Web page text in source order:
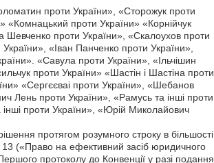
проти України», «Сторожук проти
«Комнацький проти України» «Корнійчук
Шевченко проти України», «Скалоухов проти
«Іван Панченко проти України»,
«Савула проти України», «Ільчішин
проти України» «Шастін і Шастіна проти
«Сергєєваі проти України», «Шебанов
Лень проти України», «Рамусь та інші проти
інші проти України», «Юрій Миколайович
протягом розумного строку в більшості
13 («Право на ефективний засіб юридичного
протоколу до Конвенції у разі подання